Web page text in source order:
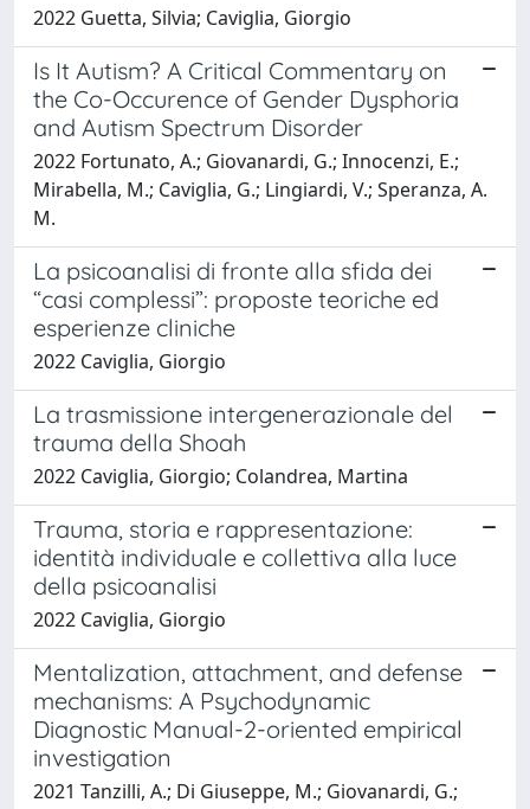
2022 Guetta, Silvia; Caviglia, Giorgio
Is It Autism? A Critical Commentary on
the Co-Occurence of Gender Dysphoria
and Autism Spectrum Disorder
2022 Fortunato, A.; Giovanardi, G.; Innocenzi, E.;
Mirabella, M.; Caviglia, G.; Lingiardi, V.; Speranza, A.
M.
La psicoanalisi di fronte alla sfida dei
“casi complessi”: proposte teoriche ed
esperienze cliniche
2022 Caviglia, Giorgio
La trasmissione intergenerazionale del
trauma della Shoah
2022 Caviglia, Giorgio; Colandrea, Martina
Trauma, storia e rappresentazione:
identità individuale e collettiva alla luce
della psicoanalisi
2022 Caviglia, Giorgio
Mentalization, attachment, and defense
mechanisms: A Psychodynamic
Diagnostic Manual-2-oriented empirical
investigation
2021 Tanzilli, A.; Di Giuseppe, M.; Giovanardi, G.;